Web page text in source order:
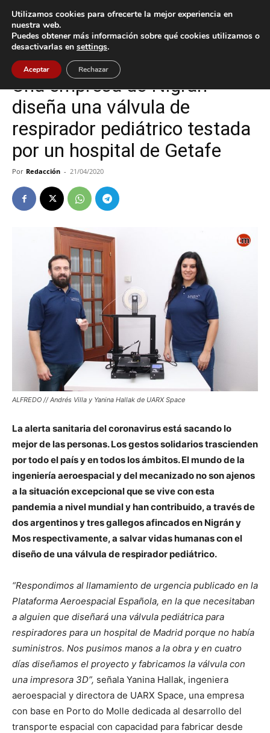
Inicio Nigrán
Nigrán Tecnología
Una empresa de Nigrán
diseña una válvula de
respirador pediátrico testada
por un hospital de Getafe
Por Redacción - 21/04/2020
ALFREDO // Andrés Villa y Yanina Hallak de UARX Space
La alerta sanitaria del coronavirus está sacando lo
mejor de las personas. Los gestos solidarios trascienden
por todo el país y en todos los ámbitos. El mundo de la
ingeniería aeroespacial y del mecanizado no son ajenos
a la situación excepcional que se vive con esta
pandemia a nivel mundial y han contribuido, a través de
dos argentinos y tres gallegos afincados en Nigrán y
Mos respectivamente, a salvar vidas humanas con el
diseño de una válvula de respirador pediátrico.
“Respondimos al llamamiento de urgencia publicado en la
Plataforma Aeroespacial Española, en la que necesitaban
a alguien que diseñará una válvula pediátrica para
respiradores para un hospital de Madrid porque no había
suministros. Nos pusimos manos a la obra y en cuatro
días diseñamos el proyecto y fabricamos la válvula con
una impresora 3D”, señala Yanina Hallak, ingeniera
aeroespacial y directora de UARX Space, una empresa
con base en Porto do Molle dedicada al desarrollo del
transporte espacial con capacidad para fabricar desde
Utilizamos cookies para ofrecerte la mejor experiencia en
nuestra web.
Puedes obtener más información sobre qué cookies utilizamos o
desactivarlas en settings.
Aceptar Rechazar